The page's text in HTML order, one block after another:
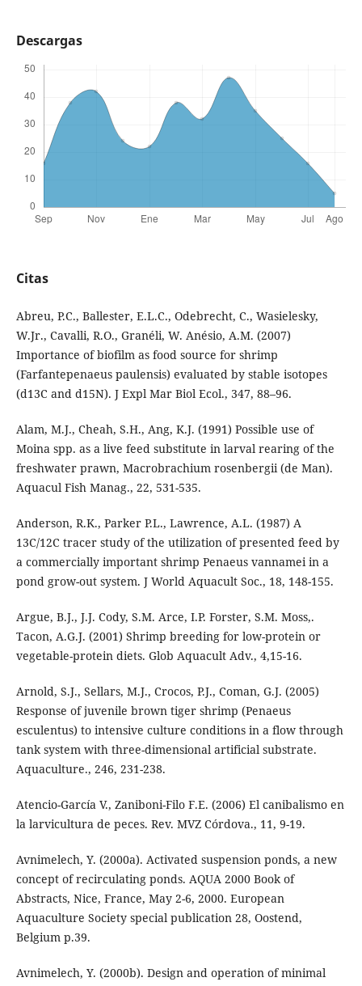
Descargas
Citas
Abreu, P.C., Ballester, E.L.C., Odebrecht, C., Wasielesky,
W.Jr., Cavalli, R.O., Granéli, W. Anésio, A.M. (2007)
Importance of biofilm as food source for shrimp
(Farfantepenaeus paulensis) evaluated by stable isotopes
(d13C and d15N). J Expl Mar Biol Ecol., 347, 88–96.
Alam, M.J., Cheah, S.H., Ang, K.J. (1991) Possible use of
Moina spp. as a live feed substitute in larval rearing of the
freshwater prawn, Macrobrachium rosenbergii (de Man).
Aquacul Fish Manag., 22, 531-535.
Anderson, R.K., Parker P.L., Lawrence, A.L. (1987) A
13C/12C tracer study of the utilization of presented feed by
a commercially important shrimp Penaeus vannamei in a
pond grow-out system. J World Aquacult Soc., 18, 148-155.
Argue, B.J., J.J. Cody, S.M. Arce, I.P. Forster, S.M. Moss,.
Tacon, A.G.J. (2001) Shrimp breeding for low-protein or
vegetable-protein diets. Glob Aquacult Adv., 4,15-16.
Arnold, S.J., Sellars, M.J., Crocos, P.J., Coman, G.J. (2005)
Response of juvenile brown tiger shrimp (Penaeus
esculentus) to intensive culture conditions in a flow through
tank system with three-dimensional artificial substrate.
Aquaculture., 246, 231-238.
Atencio-García V., Zaniboni-Filo F.E. (2006) El canibalismo en
la larvicultura de peces. Rev. MVZ Córdova., 11, 9-19.
Avnimelech, Y. (2000a). Activated suspension ponds, a new
concept of recirculating ponds. AQUA 2000 Book of
Abstracts, Nice, France, May 2-6, 2000. European
Aquaculture Society special publication 28, Oostend,
Belgium p.39.
Avnimelech, Y. (2000b). Design and operation of minimal